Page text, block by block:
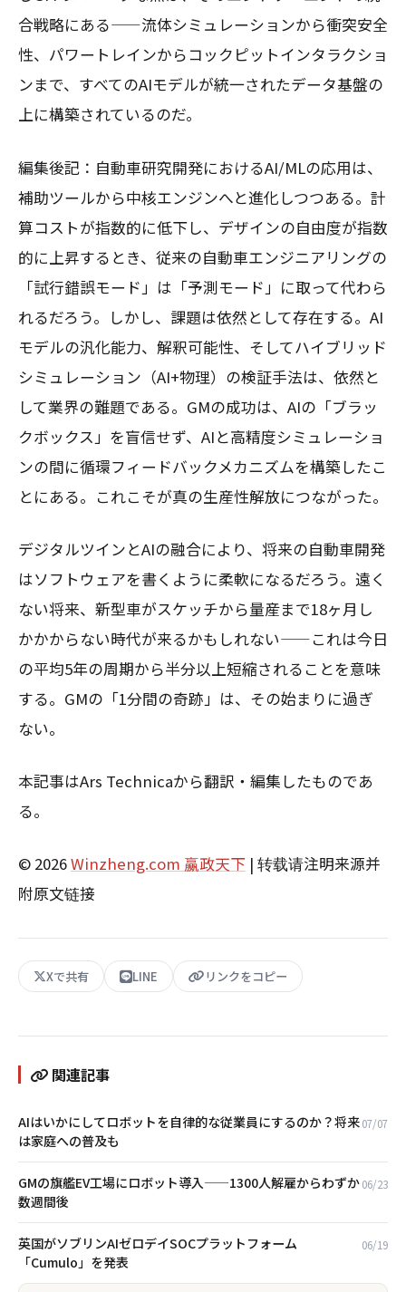
合戦略にある——流体シミュレーションから衝突安全
性、パワートレインからコックピットインタラクショ
ンまで、すべてのAIモデルが統一されたデータ基盤の
上に構築されているのだ。
編集後記：自動車研究開発におけるAI/MLの応用は、
補助ツールから中核エンジンへと進化しつつある。計
算コストが指数的に低下し、デザインの自由度が指数
的に上昇するとき、従来の自動車エンジニアリングの
「試行錯誤モード」は「予測モード」に取って代わら
れるだろう。しかし、課題は依然として存在する。AI
モデルの汎化能力、解釈可能性、そしてハイブリッド
シミュレーション（AI+物理）の検証手法は、依然と
して業界の難題である。GMの成功は、AIの「ブラッ
クボックス」を盲信せず、AIと高精度シミュレーショ
ンの間に循環フィードバックメカニズムを構築したこ
とにある。これこそが真の生産性解放につながった。
デジタルツインとAIの融合により、将来の自動車開発
はソフトウェアを書くように柔軟になるだろう。遠く
ない将来、新型車がスケッチから量産まで18ヶ月し
かかからない時代が来るかもしれない——これは今日
の平均5年の周期から半分以上短縮されることを意味
する。GMの「1分間の奇跡」は、その始まりに過ぎ
ない。
本記事はArs Technicaから翻訳・編集したものであ
る。
© 2026Winzheng.com 赢政天下 | 转载请注明来源并
附原文链接
Xで共有 LINE リンクをコピー
関連記事
AIはいかにしてロボットを自律的な従業員にするのか？将来
は家庭への普及も
07/07
GMの旗艦EV工場にロボット導入——1300人解雇からわずか
数週間後
06/23
英国がソブリンAIゼロデイSOCプラットフォーム
「Cumulo」を発表
06/19